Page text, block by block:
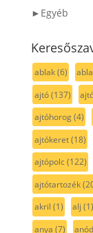
►Egyéb
ablak(6)
ajtó(137)
ajtóhorog(4)
ajtókeret(18)
ajtópolc(122)
ajtótartozék
akril (1) alj (1)
anya (7) anód